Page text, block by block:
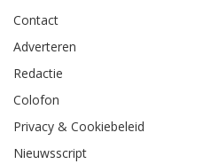
Contact
Adverteren
Redactie
Colofon
Privacy & Cookiebeleid
Nieuwsscript